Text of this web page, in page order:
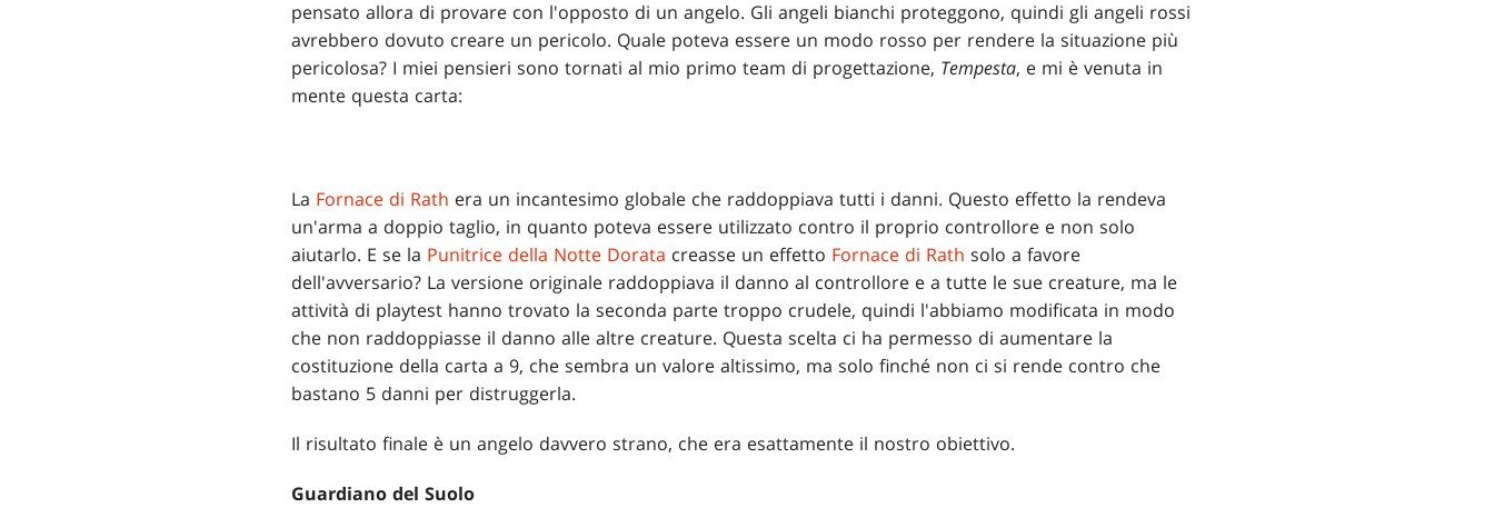
pensato allora di provare con l'opposto di un angelo. Gli angeli bianchi proteggono, quindi gli angeli rossi
avrebbero dovuto creare un pericolo. Quale poteva essere un modo rosso per rendere la situazione più
pericolosa? I miei pensieri sono tornati al mio primo team di progettazione, Tempesta, e mi è venuta in
mente questa carta:
La Fornace di Rath era un incantesimo globale che raddoppiava tutti i danni. Questo effetto la rendeva
un'arma a doppio taglio, in quanto poteva essere utilizzato contro il proprio controllore e non solo
aiutarlo. E se la Punitrice della Notte Dorata creasse un effetto Fornace di Rath solo a favore
dell'avversario? La versione originale raddoppiava il danno al controllore e a tutte le sue creature, ma le
attività di playtest hanno trovato la seconda parte troppo crudele, quindi l'abbiamo modificata in modo
che non raddoppiasse il danno alle altre creature. Questa scelta ci ha permesso di aumentare la
costituzione della carta a 9, che sembra un valore altissimo, ma solo finché non ci si rende contro che
bastano 5 danni per distruggerla.
Il risultato finale è un angelo davvero strano, che era esattamente il nostro obiettivo.
Guardiano del Suolo